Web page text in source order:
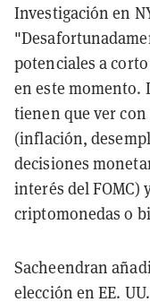
Investigación en
potenciales a
en este momento.
tienen que ver
(inflación,
decisiones
interés del FOMC)
criptomonedas o
Sacheendran
elección en EE.